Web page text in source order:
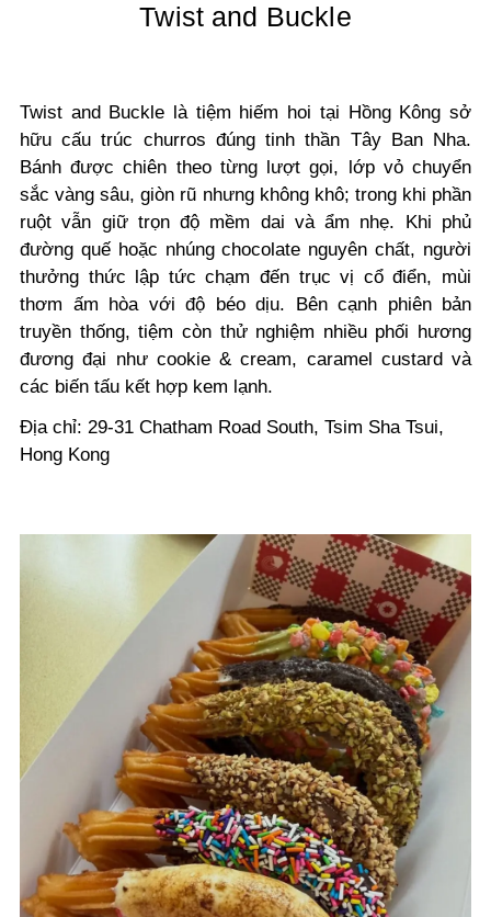
Twist and Buckle
Twist and Buckle là tiệm hiếm hoi tại Hồng Kông sở
hữu cấu trúc churros đúng tinh thần Tây Ban Nha.
Bánh được chiên theo từng lượt gọi, lớp vỏ chuyển
sắc vàng sâu, giòn rũ nhưng không khô; trong khi phần
ruột vẫn giữ trọn độ mềm dai và ẩm nhẹ. Khi phủ
đường quế hoặc nhúng chocolate nguyên chất, người
thưởng thức lập tức chạm đến trục vị cổ điển, mùi
thơm ấm hòa với độ béo dịu. Bên cạnh phiên bản
truyền thống, tiệm còn thử nghiệm nhiều phối hương
đương đại như cookie & cream, caramel custard và
các biến tấu kết hợp kem lạnh.
Địa chỉ: 29-31 Chatham Road South, Tsim Sha Tsui,
Hong Kong